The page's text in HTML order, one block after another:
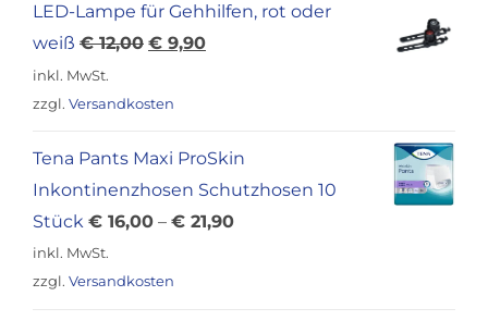
LED-Lampe für Gehhilfen, rot oder
weiß €12,00 Ursprünglicher
war:
€ 9,90Aktueller
inkl. MwSt.
zzgl. Versandkosten
Tena Pants Maxi ProSkin
Inkontinenzhosen Schutzhosen 10
Stück € 16,00 – € 21,90
inkl. MwSt.
zzgl. Versandkosten